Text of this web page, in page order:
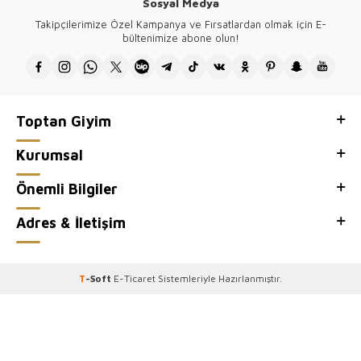
Tüm ürünlerimizin tasarımı firmamıza ait olup Türkiye'de üretilmektedir.
Kazee toptan kadın giyim mağazamızın, toptan satış sitesi Kazee
Official'ı ziyaretiniz için teşekkür ederiz.
Sosyal Medya
Takipçilerimize Özel Kampanya ve Fırsatlardan olmak için E-
bültenimize abone olun!
Toptan Giyim
Kurumsal
Önemli Bilgiler
Adres & İletişim
T-Soft E-Ticaret Sistemleriyle Hazırlanmıştır.